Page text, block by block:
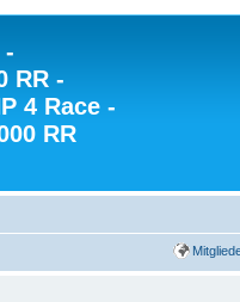
-
RR -
4 Race -
RR